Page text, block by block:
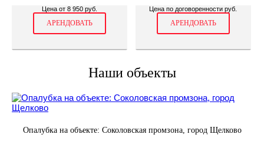
Цена от 8 950 руб.
АРЕНДОВАТЬ
Цена по договоренности руб.
АРЕНДОВАТЬ
Наши объекты
Опалубка на объекте: Соколовская промзона, город Щелково